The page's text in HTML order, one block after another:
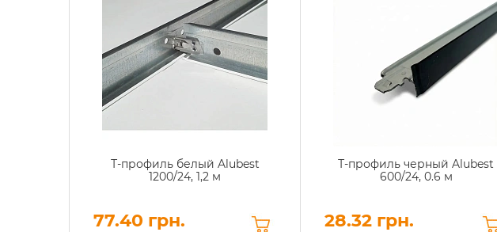
Т-профиль белый Alubest
1200/24, 1,2 м
77.40 грн.
Т-профиль черный Alubest
600/24, 0.6 м
28.32 грн.